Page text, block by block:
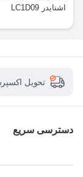
اشنایدر LC1D09
تحویل
دسترسی سریع